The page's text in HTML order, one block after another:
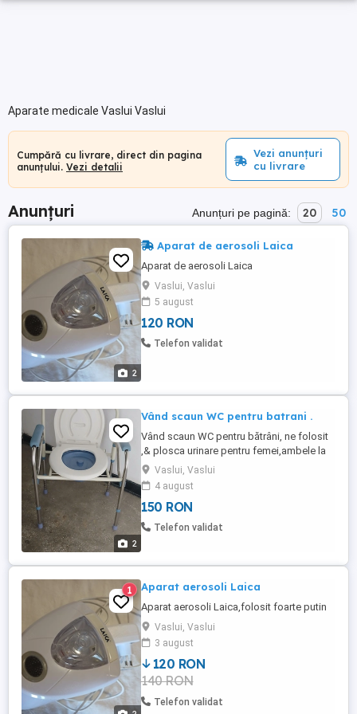
Aparate medicale Vaslui Vaslui
Cumpără cu livrare, direct din pagina
anunțului. Vezi detalii
Vezi anunțuri
cu livrare
Anunțuri Anunțuri pe pagină: 20 50
2
Aparat de aerosoli Laica
Aparat de aerosoli Laica
Vaslui, Vaslui
5 august
120 RON
Telefon validat
2
Vând scaun WC pentru batrani .
Vând scaun WC pentru bătrâni, ne folosit
,& plosca urinare pentru femei,ambele la
150 roni.
Vaslui, Vaslui
4 august
150 RON
Telefon validat
1 Aparat aerosoli Laica
Aparat aerosoli Laica,folosit foarte putin
Vaslui, Vaslui
3 august
120 RON
140 RON
Telefon validat